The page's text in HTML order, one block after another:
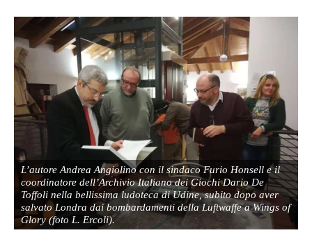
L’autore Andrea Angiolino con il sindaco Furio Honsell e il
coordinatore dell’Archivio Italiano dei Giochi Dario De
Toffoli nella bellissima ludoteca di Udine, subito dopo aver
salvato Londra dai bombardamenti della Luftwaffe a Wings of
Glory (foto L. Ercoli).